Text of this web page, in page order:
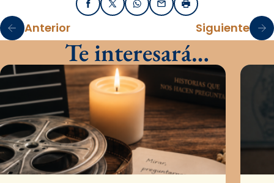
FacebookX / TwitterWhatsApp
EmailImprimir
Anterior Siguiente
Te interesará…